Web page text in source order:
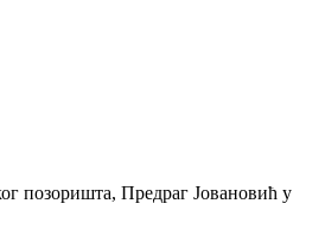
позоришта, Предраг Јовановић у